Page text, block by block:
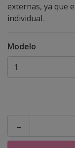
externas, ya que
individual.
Modelo
-